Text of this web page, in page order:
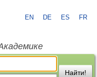
EN DE ES FR
Найти!